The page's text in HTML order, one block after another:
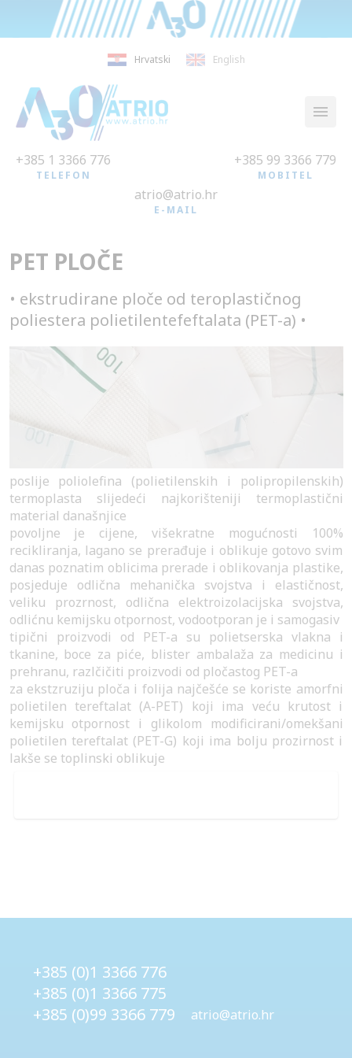
Hrvatski English
+385 1 3366 776
TELEFON
+385 99 3366 779
MOBITEL
atrio@atrio.hr
E-MAIL
PET PLOČE
• ekstrudirane ploče od teroplastičnog
poliestera polietilentefeftalata (PET-a) •
poslije poliolefina (polietilenskih i polipropilenskih)
termoplasta slijedeći najkorišteniji termoplastični
material današnjice
povoljne je cijene, višekratne mogućnosti 100%
recikliranja, lagano se prerađuje i oblikuje gotovo svim
danas poznatim oblicima prerade i oblikovanja plastike,
posjeduje odlična mehanička svojstva i elastičnost,
veliku prozrnost, odlična elektroizolacijska svojstva,
odlićnu kemijsku otpornost, vodootporan je i samogasiv
tipični proizvodi od PET-a su polietserska vlakna i
tkanine, boce za piće, blister ambalaža za medicinu i
prehranu, razlčičiti proizvodi od pločastog PET-a
za ekstzruziju ploča i folija najčešće se koriste amorfni
polietilen tereftalat (A-PET) koji ima veću krutost i
kemijsku otpornost i glikolom modificirani/omekšani
polietilen tereftalat (PET-G) koji ima bolju prozirnost i
lakše se toplinski oblikuje
+385 (0)1 3366 776
+385 (0)1 3366 775
+385 (0)99 3366 779
atrio@atrio.hr